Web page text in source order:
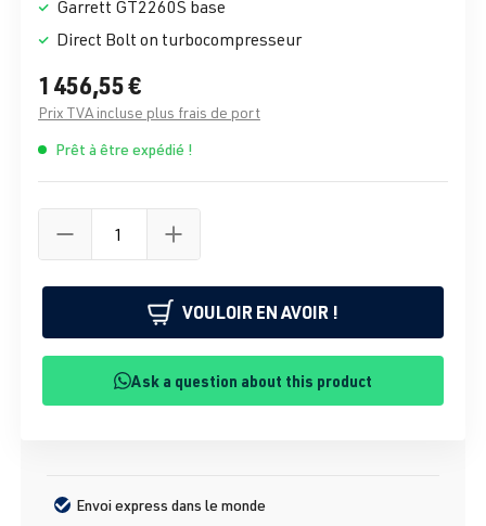
Garrett GT2260S base
Direct Bolt on turbocompresseur
1 456,55 €
Prix TVA incluse plus frais de port
Prêt à être expédié !
VOULOIR EN AVOIR !
Ask a question about this product
Envoi express dans le monde